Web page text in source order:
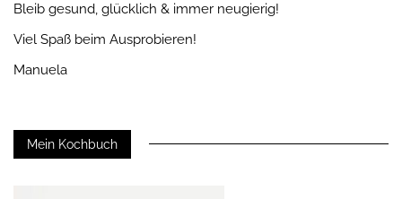
Bleib gesund, glücklich & immer neugierig!
Viel Spaß beim Ausprobieren!
Manuela
Mein Kochbuch